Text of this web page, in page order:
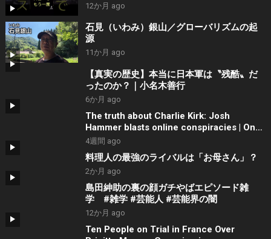
12か月 ago
石見（いわみ）銀山／グローバリズムの起
源
11か月 ago
【真実の歴史】本当に日本軍は〝残酷〟だ
ったのか？｜小名木善行
6か月 ago
The truth about Charlie Kirk: Josh
Hammer blasts online conspiracies | On
Balance
4週間 ago
料理人の最強のライバルは「お母さん」？
2か月 ago
島田紳助の裏の顔ガチやばエピソード雑
学 #雑学 #芸能人 #芸能界の闇
12か月 ago
Ten People on Trial in France Over